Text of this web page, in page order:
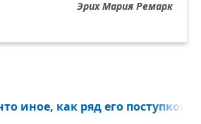
Эрих Мария Ремарк
иное, как ряд его поступков...